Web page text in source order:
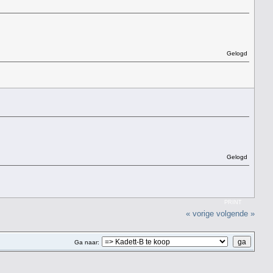
Gelogd
Gelogd
« vorige volgende »
Ga naar: